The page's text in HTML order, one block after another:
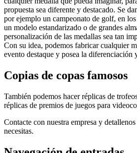
propuesta sea diferente y destacado. Se
por ejemplo un campeonato de golf, en
un modelo estandarizado o de grandes
personalización de las medallas sea tan
Con su idea, podemos fabricar cualquier
evento destaque y posea la diferenciación
Copias de copas famosos
También podemos hacer réplicas de
réplicas de premios de juegos para
Contacte con nuestra empresa y
necesitas.